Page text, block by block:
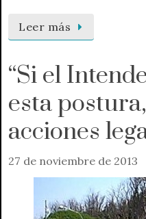
Leer más
“Si el
esta
acciones
27 de noviembre de 2013